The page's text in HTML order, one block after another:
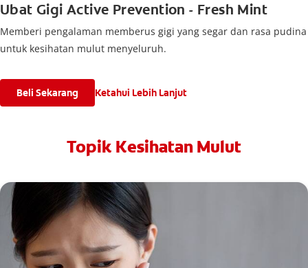
Ubat Gigi Active Prevention - Fresh Mint
Memberi pengalaman memberus gigi yang segar dan rasa pudina
untuk kesihatan mulut menyeluruh.
Beli Sekarang Ketahui Lebih Lanjut
Topik Kesihatan Mulut